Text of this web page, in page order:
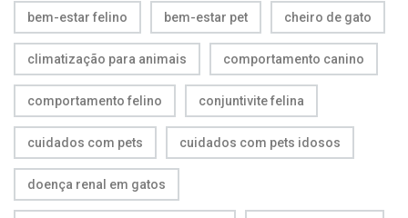
bem-estar felino bem-estar pet cheiro de gato
climatização para animais comportamento canino
comportamento felino conjuntivite felina
cuidados com pets cuidados com pets idosos
doença renal em gatos